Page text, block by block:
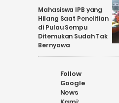
Mahasiswa IPB yang
Hilang Saat Penelitian
di Pulau Sempu
Ditemukan Sudah Tak
Bernyawa
Follow
Google
News